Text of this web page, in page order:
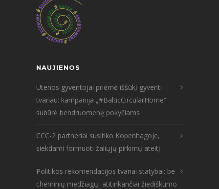
NAUJIENOS
Utenos gyventojai priėmė iššūkį gyventi
tvariau: kampanija „#BalticCircularHome“
subūrė bendruomenę pokyčiams
CCC-2 partneriai susitiko Kopenhagoje,
siekdami formuoti žaliųjų pirkimų ateitį
Politikos rekomendacijos tvariai statybai: be
cheminių medžiagų, atitinkančiai žiediškumo